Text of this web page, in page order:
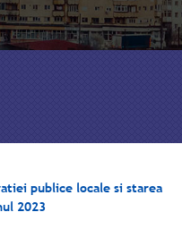
publice locale si starea
2023